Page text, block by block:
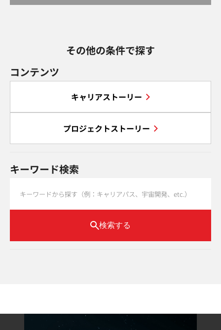
その他の条件で探す
コンテンツ
キャリアストーリー
プロジェクトストーリー
キーワード検索
検索する